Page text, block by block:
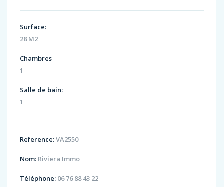
Surface:
28 M2
Chambres
1
Salle de bain:
1
Reference:VA2550
Nom: Riviera Immo
Téléphone: 06 76 88 43 22